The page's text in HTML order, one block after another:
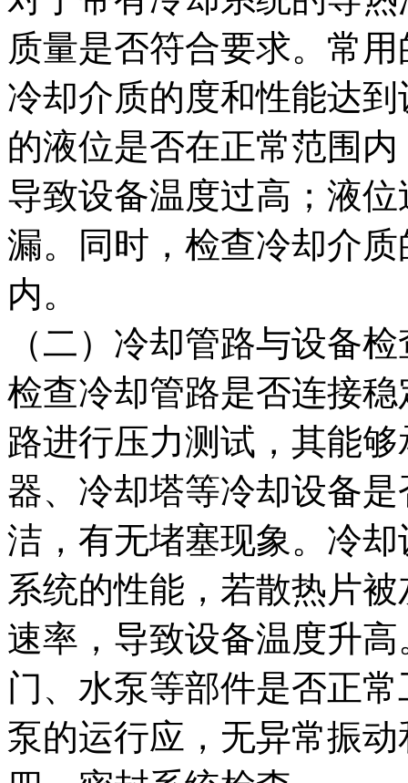
质量是否符合要求。常
冷却介质的度和性能达
的液位是否在正常范围
导致设备温度过高；液
漏。同时，检查冷却介
内。
（二）冷却管路与设备检
检查冷却管路是否连接
路进行压力测试，其能
器、冷却塔等冷却设备
洁，有无堵塞现象。冷
系统的性能，若散热片
速率，导致设备温度升
门、水泵等部件是否正
泵的运行应，无异常振